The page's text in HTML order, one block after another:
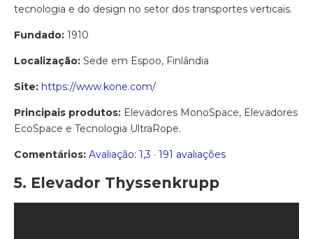
tecnologia e do design no setor dos transportes verticais.
Fundado: 1910
Localização: Sede em Espoo, Finlândia
Site: https://www.kone.com/
Principais produtos: Elevadores MonoSpace, Elevadores
EcoSpace e Tecnologia UltraRope.
Comentários: Avaliação: 1,3 · ‎191 avaliações
5. Elevador Thyssenkrupp